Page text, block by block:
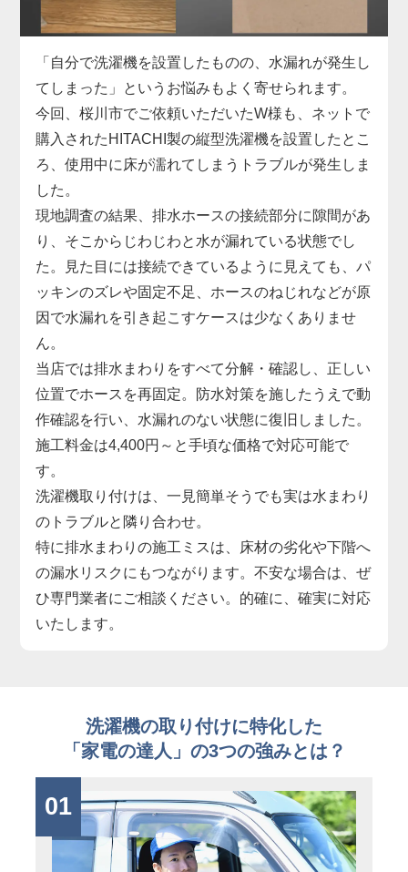
で丁寧にサポートしました。施工料金は3,300円～
で、無駄な出費を抑えつつ、安全に取り付けを完了
しています。
洗濯機取り付けは、本体だけでなく「設置環境に合
った付属品の選定」がとても重要です。特に中古品
の場合、部品の欠品や劣化があることも多いため、
専門業者による現地対応でスムーズに解決するのが
安心です。お困りの際はぜひお気軽にご相談くださ
い。
「自分で洗濯機を設置したものの、水漏れが発生し
てしまった」というお悩みもよく寄せられます。
今回、桜川市でご依頼いただいたW様も、ネットで
購入されたHITACHI製の縦型洗濯機を設置したとこ
ろ、使用中に床が濡れてしまうトラブルが発生しま
した。
現地調査の結果、排水ホースの接続部分に隙間があ
り、そこからじわじわと水が漏れている状態でし
た。見た目には接続できているように見えても、パ
ッキンのズレや固定不足、ホースのねじれなどが原
因で水漏れを引き起こすケースは少なくありませ
ん。
当店では排水まわりをすべて分解・確認し、正しい
位置でホースを再固定。防水対策を施したうえで動
作確認を行い、水漏れのない状態に復旧しました。
施工料金は4,400円～と手頃な価格で対応可能で
す。
洗濯機取り付けは、一見簡単そうでも実は水まわり
のトラブルと隣り合わせ。
特に排水まわりの施工ミスは、床材の劣化や下階へ
の漏水リスクにもつながります。不安な場合は、ぜ
ひ専門業者にご相談ください。的確に、確実に対応
いたします。
洗濯機の取り付けに特化した
「家電の達人」の3つの強みとは？
01